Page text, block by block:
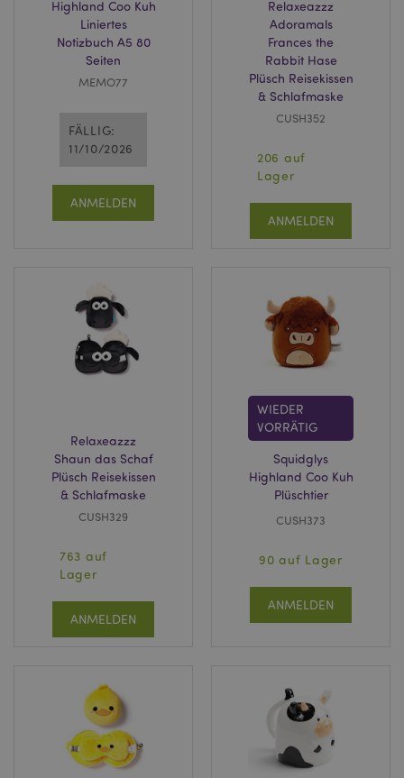
Highland Coo Kuh
Liniertes
Notizbuch A5 80
Seiten
MEMO77
FÄLLIG:
11/10/2026
ANMELDEN
Relaxeazzz
Adoramals
Frances the
Rabbit Hase
Plüsch Reisekissen
& Schlafmaske
CUSH352
206 auf
Lager
ANMELDEN
Relaxeazzz
Shaun das Schaf
Plüsch Reisekissen
& Schlafmaske
CUSH329
763 auf
Lager
ANMELDEN
WIEDER
VORRÄTIG
Squidglys
Highland Coo Kuh
Plüschtier
CUSH373
90 auf Lager
ANMELDEN